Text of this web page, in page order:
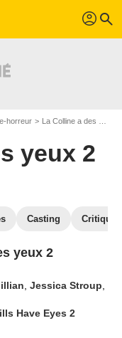
profil search
horreur La Colline a des yeux 2
yeux 2
Casting
yeux 2
,Jessica Stroup
Have Eyes 2